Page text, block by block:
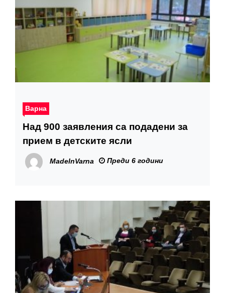
Варна
Над 900 заявления са подадени за
прием в детските ясли
MadeInVarna Преди 6 години